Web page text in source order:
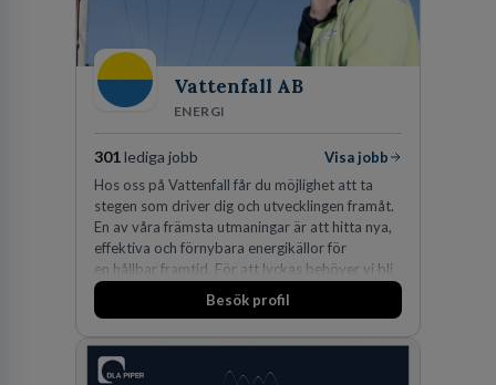
Vattenfall AB
ENERGI
301lediga jobb
Visa jobb
Hos oss på Vattenfall får du möjlighet att ta
stegen som driver dig och utvecklingen framåt.
En av våra främsta utmaningar är att hitta nya,
effektiva och förnybara energikällor för
en hållbar framtid. För att lyckas behöver vi bli
fler medarbetare som vill göra skillnad.
Besök profil